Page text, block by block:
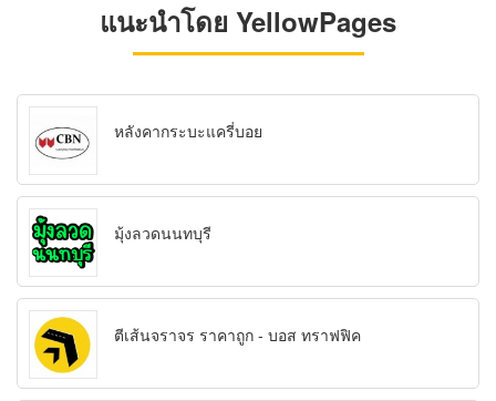
แนะนำโดย YellowPages
หลังคากระบะแครี่บอย
มุ้งลวดนนทบุรี
ตีเส้นจราจร ราคาถูก - บอส ทราฟฟิค